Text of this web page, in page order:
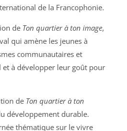
de la Francophonie.
de Ton quartier à ton image,
qui amène les jeunes à
communautaires et
et à développer leur goût pour
de Ton quartier à ton
développement durable.
thématique sur le vivre